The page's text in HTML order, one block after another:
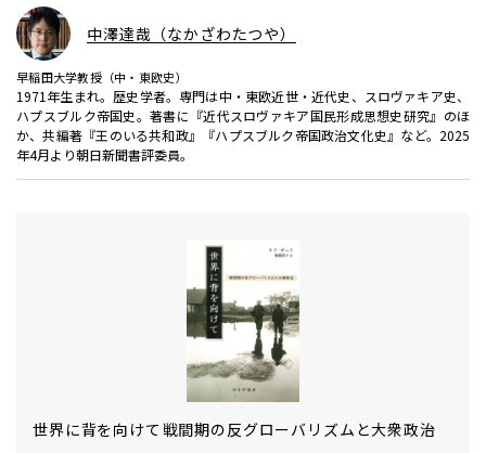
中澤達哉（なかざわたつや）
早稲田大学教授（中・東欧史）
1971年生まれ。歴史学者。専門は中・東欧近世・近代史、スロヴァキア史、
ハプスブルク帝国史。著書に『近代スロヴァキア国民形成思想史研究』のほ
か、共編著『王のいる共和政』『ハプスブルク帝国政治文化史』など。2025
年4月より朝日新聞書評委員。
世界に背を向けて――戦間期の反グローバリズムと大衆政治